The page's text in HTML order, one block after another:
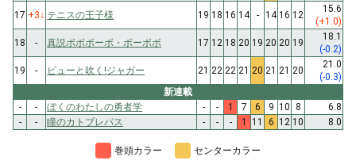
17 +3↓ テニスの王子様 19 18 16 14 - 14 16 12
15.6
(+1.0)
18
- 真説ボボボーボ・ボーボボ 17 12 18 20 19 20 20 19
18.1
(-0.2)
19
- ピューと吹く!ジャガー 21 22 22 21 20 21 21 20
21.0
(-0.3)
新連載
-
- ぼくのわたしの勇者学 - - 1 7 6 9 10 8
6.8
-
- 瞳のカトブレパス - - - 1 11 6 12 10 8.0
巻頭カラー センターカラー